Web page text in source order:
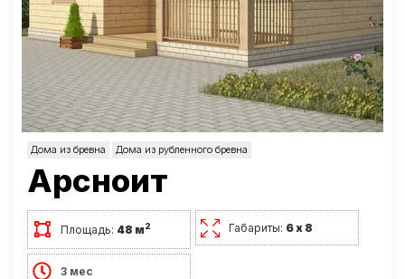
Дома из бревна Дома из рубленного бревна
Арсноит
Площадь: 48 м2 Габариты: 6 х 8
3 мес